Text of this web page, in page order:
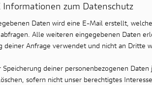
Informationen zum Datenschutz
Daten wird eine E-Mail erstellt,
Alle weiteren eingegebenen Daten
deiner Anfrage verwendet und nicht an Dritte
Speicherung deiner personenbezogenen
sofern nicht unser berechtigtes